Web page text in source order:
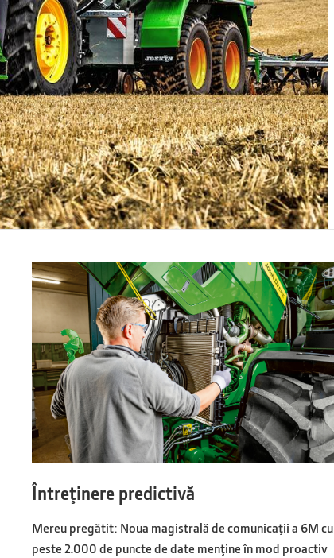
Întreţinere predictivă
Mereu pregătit: Noua magistrală de comunicaţii a 6M cu
peste 2.000 de puncte de date menţine în mod proactiv